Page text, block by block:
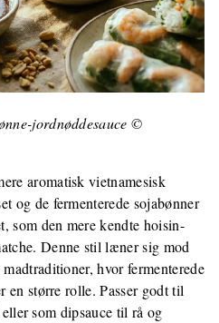
jordnøddesauce ©
aromatisk vietnamesisk
og de fermenterede sojabønner
som den mere kendte hoisin-
Denne stil læner sig mod
hvor fermenterede
en større rolle. Passer godt til
som dipsauce til rå og